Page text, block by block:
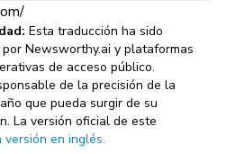
Esta traducción ha sido
Newsworthy.ai y plataformas
de acceso público.
de la precisión de la
que pueda surgir de su
La versión oficial de este
versión en inglés.